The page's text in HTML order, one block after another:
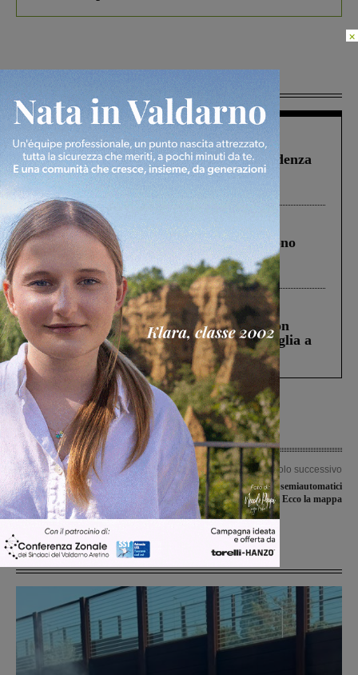
Figline Incisa Valdarno 1 Agosto 2026
Piscina di Figline finanziata oltre la scadenza
Pnrr, il gruppo di Fratelli d’Italia: “Un
ringraziamento al Governo”
Cronaca 4 Agosto 2026
Un anno fa la strage in A1 in cui morirono
Gianni, Giulia e Franco. Lo schianto, il
processo, lo stop ai sorpassi fra tir....
Cronaca 3 Agosto 2026
Scomparso da una struttura di Castiglion
Fiorentino l’uomo che aveva ucciso la figlia a
Levane nel 2020
Articolo precedente
Consorzio di bonifica: concordato con
il Comune il piano degli interventi.
Iniziati nel Borro della Madonna
Articolo successivo
16 i defibrillatori semiautomatici
installati nel territorio. Ecco la mappa
Ultime Notizie
×